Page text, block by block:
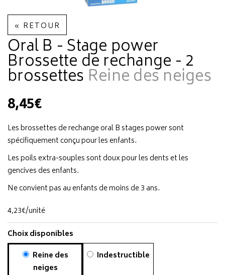
« RETOUR
Oral B - Stage power
Brossette de rechange - 2
brossettes Reine des neiges
8,45€
Les brossettes de rechange oral B stages power sont
spécifiquement conçu pour les enfants.
Les poils extra-souples sont doux pour les dents et les
gencives des enfants.
Ne convient pas au enfants de moins de 3 ans.
4,23€/unité
Choix disponibles
Reine des
neiges
Indestructible